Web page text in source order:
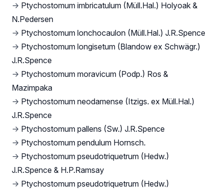
→ Ptychostomum imbricatulum (Müll.Hal.) Holyoak &
N.Pedersen
→ Ptychostomum lonchocaulon (Müll.Hal.) J.R.Spence
→ Ptychostomum longisetum (Blandow ex Schwägr.)
J.R.Spence
→ Ptychostomum moravicum (Podp.) Ros &
Mazimpaka
→ Ptychostomum neodamense (Itzigs. ex Müll.Hal.)
J.R.Spence
→ Ptychostomum pallens (Sw.) J.R.Spence
→ Ptychostomum pendulum Hornsch.
→ Ptychostomum pseudotriquetrum (Hedw.)
J.R.Spence & H.P.Ramsay
→ Ptychostomum pseudotriquetrum (Hedw.)